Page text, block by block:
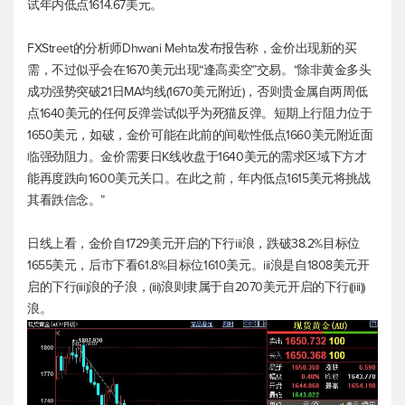
试年内低点1614.67美元。
FXStreet的分析师Dhwani Mehta发布报告称，金价出现新的买
需，不过似乎会在1670美元出现“逢高卖空”交易。“除非黄金多头
成功强势突破21日MA均线(1670美元附近)，否则贵金属自两周低
点1640美元的任何反弹尝试似乎为死猫反弹。短期上行阻力位于
1650美元，如破，金价可能在此前的间歇性低点1660美元附近面
临强劲阻力。金价需要日K线收盘于1640美元的需求区域下方才
能再度跌向1600美元关口。在此之前，年内低点1615美元将挑战
其看跌信念。”
日线上看，金价自1729美元开启的下行iii浪，跌破38.2%目标位
1655美元，后市下看61.8%目标位1610美元。iii浪是自1808美元开
启的下行(iii)浪的子浪，(iii)浪则隶属于自2070美元开启的下行((iii))
浪。